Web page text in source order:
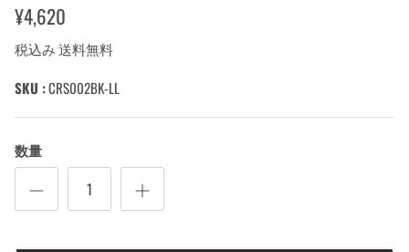
¥4,620
税込み 送料無料
SKU :CRS002BK-LL
数量